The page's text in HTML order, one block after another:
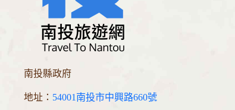
南投縣政府
地址： 54001南投市中興路660號